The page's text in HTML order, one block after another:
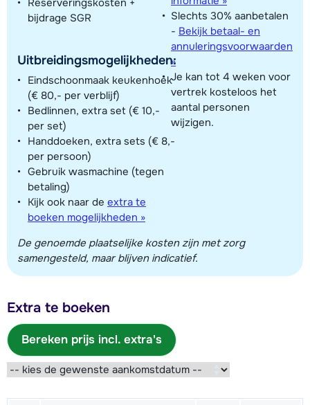
bijdrage SGR
Uitbreidingsmogelijkheden:
Eindschoonmaak keukenhoek
(€ 80,- per verblijf)
Bedlinnen, extra set (€ 10,-
per set)
Handdoeken, extra sets (€ 8,-
per persoon)
Gebruik wasmachine (tegen
betaling)
Kijk ook naar de extra te
boeken mogelijkheden »
Slechts 30% aanbetalen
- Bekijk betaal- en
annuleringsvoorwaarden
»
Je kan tot 4 weken voor
vertrek kosteloos het
aantal personen
wijzigen.
De genoemde plaatselijke kosten zijn met zorg
samengesteld, maar blijven indicatief.
Extra te boeken
Bereken prijs incl. extra's